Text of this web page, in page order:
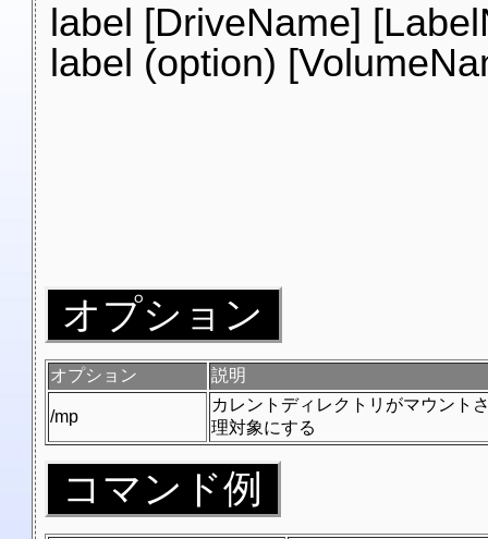
label [DriveName]
label (option)
オプション
オプション 説明
/mp
カレントディレクトリがマウント
理対象にする
コマンド例